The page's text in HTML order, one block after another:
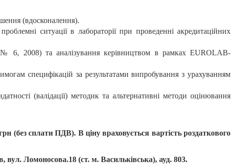
(вдосконалення).
ситуації в лабораторії при проведенні акредитаційних
6, 2008) та аналізування керівництвом в рамках EUROLAB-
специфікацій за результатами випробування з урахуванням
(валідації) методик та альтернативні методи оцінювання
(без сплати ПДВ). В ціну враховується вартість роздаткового
вул. Ломоносова.18 (ст. м. Васильківська), ауд. 803.